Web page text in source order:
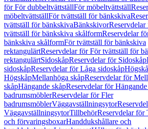
för För dubbeltvättställFör möbeltvättställ
möbeltvättställFör tvättställ för bänkskiva
tvättställ för bänkskivaBänkskivor
tvättställ för bänkskiva skålformReservdelar
bänkskiva skålformFör tvättställ för bänkskiva
rektangulärtReservdelar för För tvättställ för
rektangulärtSidoskåpReservdelar för Sidoskåp
sidoskåpReservdelar för Låga sidoskåp
HögskåpMellanhöga skåpReservdelar för
skåpHängande skåpReservdelar för
badrumsmöblerReservdelar för Fler
badrumsmöblerVäggavställningsytor
VäggavställningsytorTillbehörReservdelar för
och förvaringsboxarHanddukshållare och